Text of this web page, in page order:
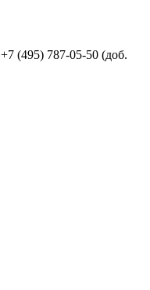
+7 (495) 787-05-50 (доб.